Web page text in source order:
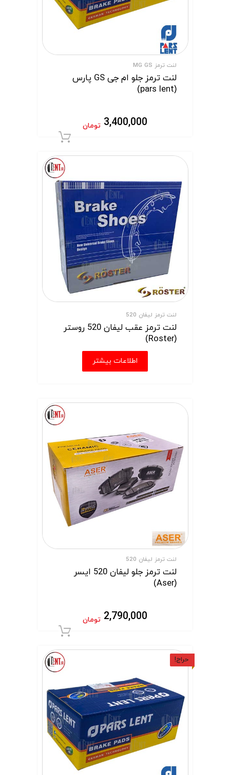
لنت ترمز MG GS
لنت ترمز جلو ام جی GS پارس
(pars lent)
3,400,000 تومان
لنت ترمز لیفان 520
لنت ترمز عقب لیفان 520 روستر
(Roster)
اطلاعات بیشتر
لنت ترمز لیفان 520
لنت ترمز جلو لیفان 520 ایسر
(Aser)
2,790,000 تومان
حراج!